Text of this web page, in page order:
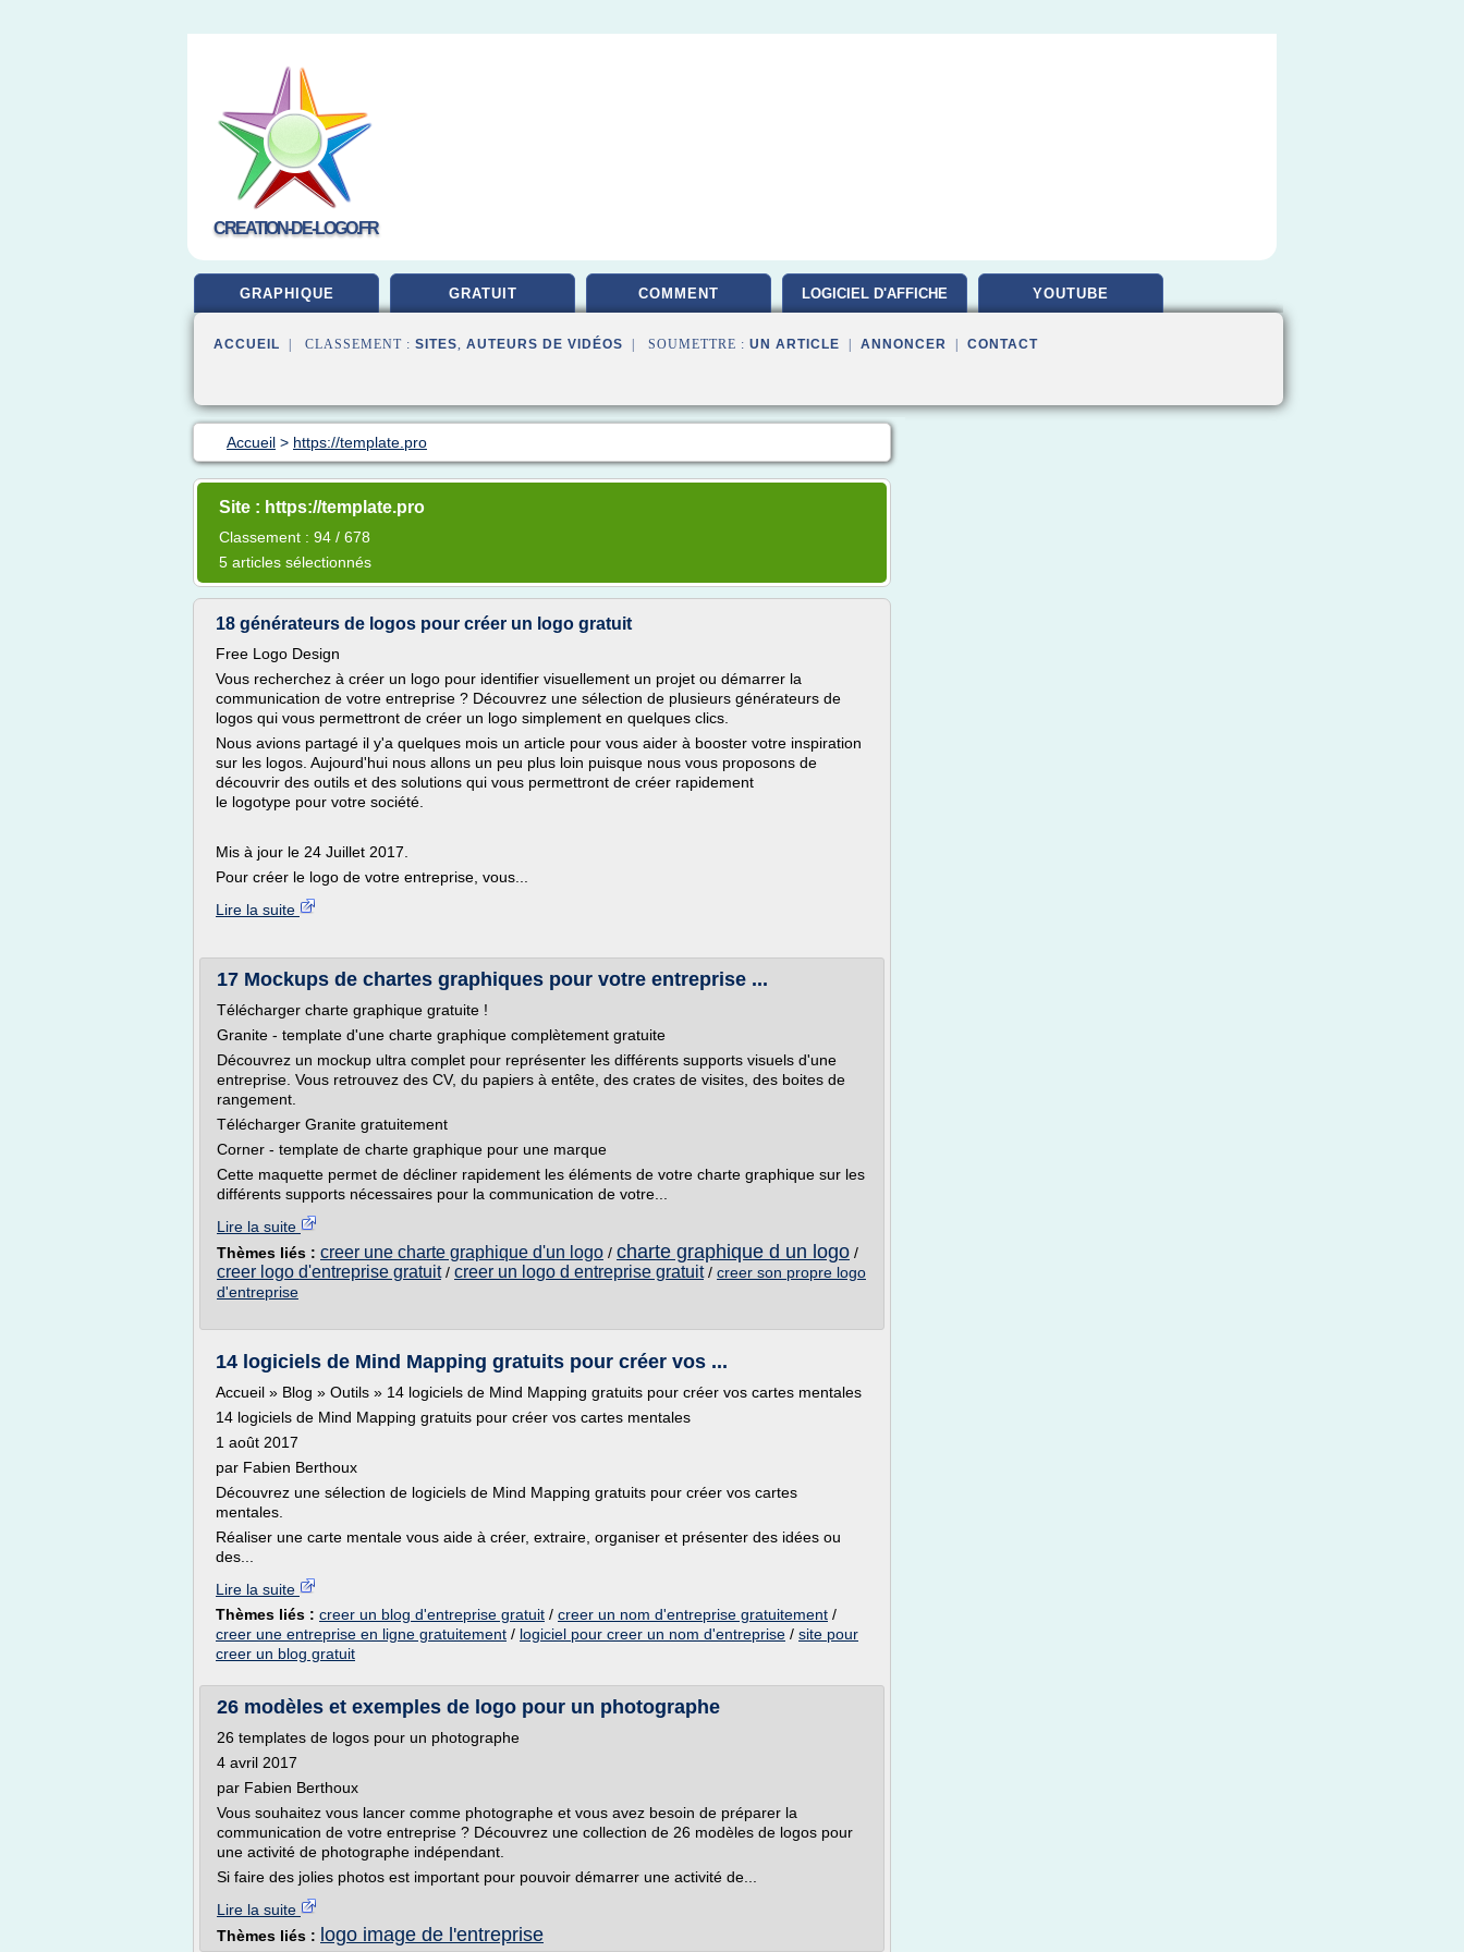
CREATION-DE-LOGO.FR
GRAPHIQUE GRATUIT COMMENT LOGICIEL D'AFFICHE YOUTUBE
ACCUEIL | CLASSEMENT : SITES, AUTEURS DE VIDÉOS | SOUMETTRE : UN ARTICLE ANNONCER CONTACT
Accueil > https://template.pro
Site : https://template.pro
Classement : 94 / 678
5 articles sélectionnés
18 générateurs de logos pour créer un logo gratuit
Free Logo Design
Vous recherchez à créer un logo pour identifier visuellement un projet ou démarrer la
communication de votre entreprise ? Découvrez une sélection de plusieurs générateurs de
logos qui vous permettront de créer un logo simplement en quelques clics.
Nous avions partagé il y'a quelques mois un article pour vous aider à booster votre inspiration
sur les logos. Aujourd'hui nous allons un peu plus loin puisque nous vous proposons de
découvrir des outils et des solutions qui vous permettront de créer rapidement
le logotype pour votre société.
Mis à jour le 24 Juillet 2017.
Pour créer le logo de votre entreprise, vous...
Lire la suite
17 Mockups de chartes graphiques pour votre entreprise ...
Télécharger charte graphique gratuite !
Granite - template d'une charte graphique complètement gratuite
Découvrez un mockup ultra complet pour représenter les différents supports visuels d'une
entreprise. Vous retrouvez des CV, du papiers à entête, des crates de visites, des boites de
rangement.
Télécharger Granite gratuitement
Corner - template de charte graphique pour une marque
Cette maquette permet de décliner rapidement les éléments de votre charte graphique sur les
différents supports nécessaires pour la communication de votre...
Lire la suite
Thèmes liés : creer une charte graphique d'un logo / charte graphique d un logo /
creer logo d'entreprise gratuit/ creer un logo d entreprise gratuit/ creer son propre logo
d'entreprise
14 logiciels de Mind Mapping gratuits pour créer vos ...
Accueil » Blog » Outils » 14 logiciels de Mind Mapping gratuits pour créer vos cartes mentales
14 logiciels de Mind Mapping gratuits pour créer vos cartes mentales
1 août 2017
par Fabien Berthoux
Découvrez une sélection de logiciels de Mind Mapping gratuits pour créer vos cartes
mentales.
Réaliser une carte mentale vous aide à créer, extraire, organiser et présenter des idées ou
des...
Lire la suite
Thèmes liés : creer un blog d'entreprise gratuit / creer un nom d'entreprise gratuitement /
creer une entreprise en ligne gratuitement / logiciel pour creer un nom d'entreprise / site pour
creer un blog gratuit
26 modèles et exemples de logo pour un photographe
26 templates de logos pour un photographe
4 avril 2017
par Fabien Berthoux
Vous souhaitez vous lancer comme photographe et vous avez besoin de préparer la
communication de votre entreprise ? Découvrez une collection de 26 modèles de logos pour
une activité de photographe indépendant.
Si faire des jolies photos est important pour pouvoir démarrer une activité de...
Lire la suite
Thèmes liés : logo image de l'entreprise